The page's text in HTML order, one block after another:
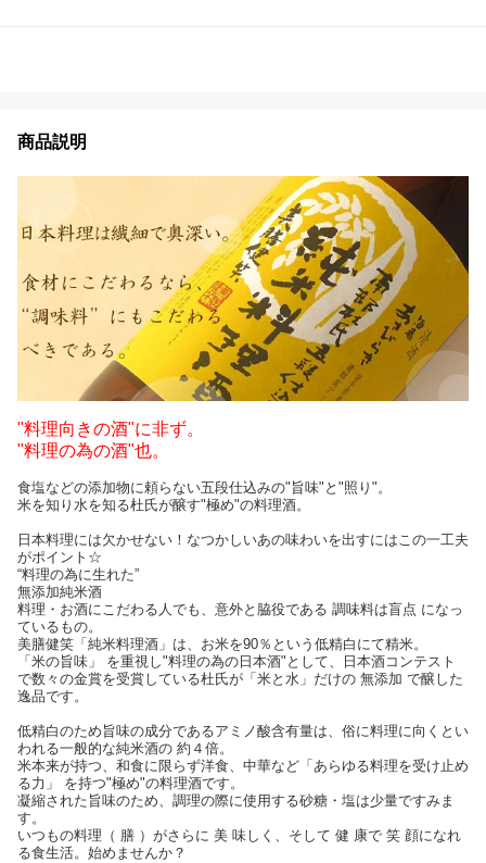
商品説明
"料理向きの酒"に非ず。
"料理の為の酒"也。
食塩などの添加物に頼らない五段仕込みの"旨味"と"照り"。
米を知り水を知る杜氏が醸す"極め"の料理酒。
日本料理には欠かせない！なつかしいあの味わいを出すにはこの一工夫
がポイント☆
“料理の為に生れた”
無添加純米酒
料理・お酒にこだわる人でも、意外と脇役である 調味料は盲点 になっ
ているもの。
美膳健笑「純米料理酒」は、お米を90％という低精白にて精米。
「米の旨味」 を重視し"料理の為の日本酒"として、日本酒コンテスト
で数々の金賞を受賞している杜氏が「米と水」だけの 無添加 で醸した
逸品です。
低精白のため旨味の成分であるアミノ酸含有量は、俗に料理に向くとい
われる一般的な純米酒の 約４倍。
米本来が持つ、和食に限らず洋食、中華など「あらゆる料理を受け止め
る力」 を持つ"極め"の料理酒です。
凝縮された旨味のため、調理の際に使用する砂糖・塩は少量ですみま
す。
いつもの料理（ 膳 ）がさらに 美 味しく、そして 健 康で 笑 顔になれ
る食生活。始めませんか？